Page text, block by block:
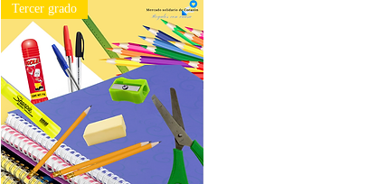
Tercer grado